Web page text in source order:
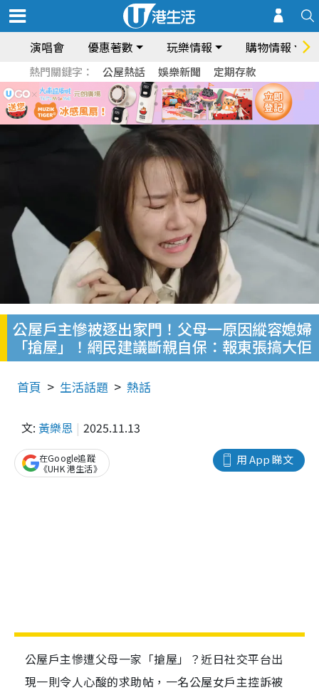
演唱會 優惠著數 玩樂情報 購物情報
熱門關鍵字： 公屋熱話 娛樂新聞 定期存款
公屋戶主慘被逐出家門！父母一原因縱容媳婦
「搶屋」！網民建議斷親自保：報東張搞大佢
首頁 生活話題 熱話
文: 黃樂恩 2025.11.13
用 App 睇文
在Google追蹤
《UHK 港生活》
公屋戶主慘遭父母一家「搶屋」？近日社交平台出
現一則令人心酸的求助帖，一名公屋女戶主控訴被